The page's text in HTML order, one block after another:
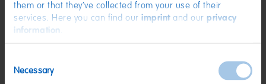
them or that they’ve collected from your use of their
services. Here you can find our imprintand our privacy
information
Selection
Necessary
Energie: 1227 kJ/3291 kcal
Fett:
Kohlenhydrate: